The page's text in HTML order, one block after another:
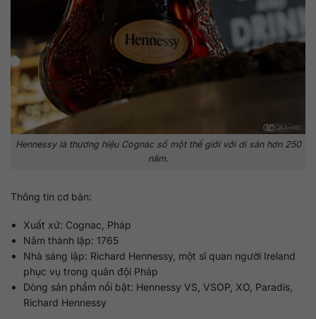
Hennessy là thương hiệu Cognac số một thế giới với di sản hơn 250
năm.
Thông tin cơ bản:
Xuất xứ: Cognac, Pháp
Năm thành lập: 1765
Nhà sáng lập: Richard Hennessy, một sĩ quan người Ireland
phục vụ trong quân đội Pháp
Dòng sản phẩm nổi bật: Hennessy VS, VSOP, XO, Paradis,
Richard Hennessy